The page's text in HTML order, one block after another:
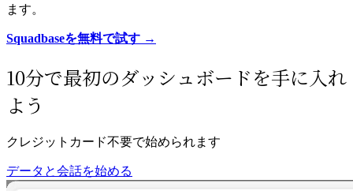
ます。
Squadbaseを無料で試す →
10分で最初のダッシュボードを手に入れ
よう
クレジットカード不要で始められます
データと会話を始める